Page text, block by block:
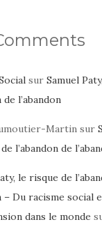
sur Samuel
de l’abandon
Martinsur
l’abandon de
le risque de
– Du racisme social
dans le monde